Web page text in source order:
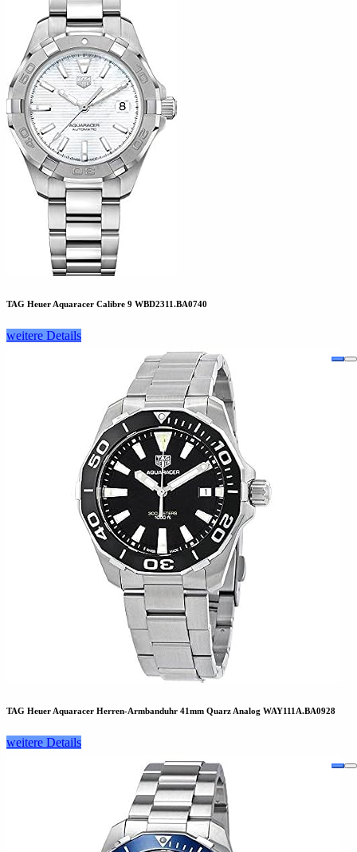
TAG Heuer Aquaracer Calibre 9 WBD2311.BA0740
weitere Details
TAG Heuer Aquaracer Herren-Armbanduhr 41mm Quarz Analog WAY111A.BA0928
weitere Details